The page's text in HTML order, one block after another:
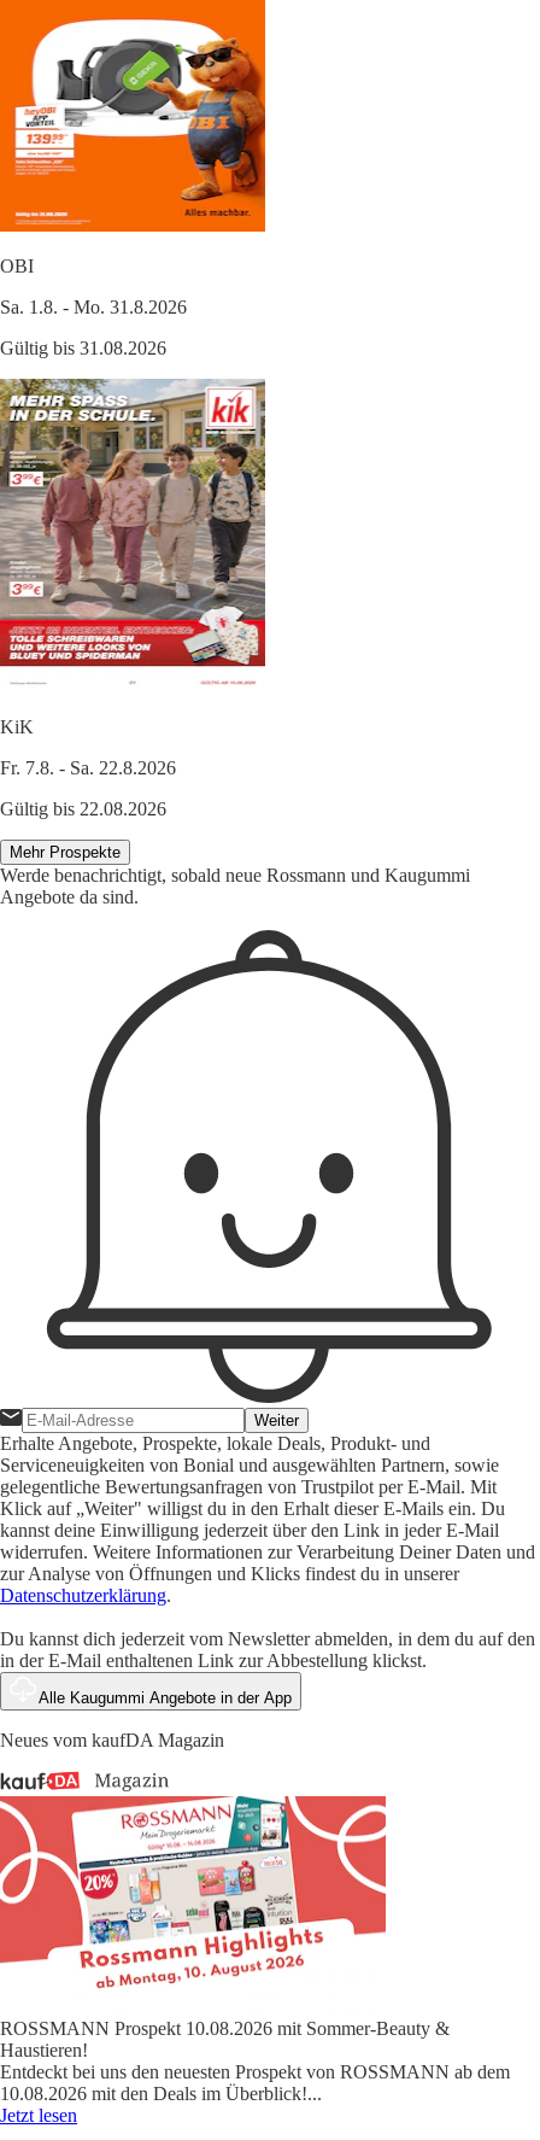
OBI
Sa. 1.8. - Mo. 31.8.2026
Gültig bis 31.08.2026
KiK
Fr. 7.8. - Sa. 22.8.2026
Gültig bis 22.08.2026
Mehr Prospekte
Werde benachrichtigt, sobald neue Rossmann und Kaugummi
Angebote da sind.
Weiter
Erhalte Angebote, Prospekte, lokale Deals, Produkt- und
Serviceneuigkeiten von Bonial und ausgewählten Partnern, sowie
gelegentliche Bewertungsanfragen von Trustpilot per E-Mail. Mit
Klick auf „Weiter" willigst du in den Erhalt dieser E-Mails ein. Du
kannst deine Einwilligung jederzeit über den Link in jeder E-Mail
widerrufen. Weitere Informationen zur Verarbeitung Deiner Daten und
zur Analyse von Öffnungen und Klicks findest du in unserer
Datenschutzerklärung.
Du kannst dich jederzeit vom Newsletter abmelden, in dem du auf den
in der E-Mail enthaltenen Link zur Abbestellung klickst.
Alle Kaugummi Angebote in der App
Neues vom kaufDA Magazin
ROSSMANN Prospekt 10.08.2026 mit Sommer-Beauty &
Haustieren!
Entdeckt bei uns den neuesten Prospekt von ROSSMANN ab dem
10.08.2026 mit den Deals im Überblick!...
Jetzt lesen